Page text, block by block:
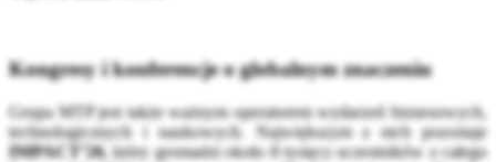
Kongresy i konferencje o globalnym znaczeniu
Grupa MTP jest także ważnym operatorem wydarzeń biznesowych,
technologicznych i naukowych. Największym z nich pozostaje
IMPACT’26, który gromadzi około 8 tysięcy uczestników z całego